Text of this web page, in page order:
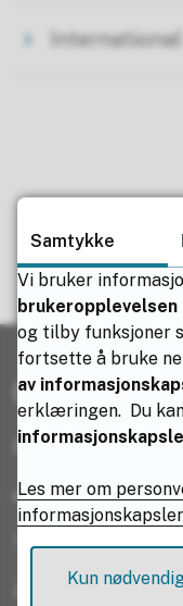
Resepsjonen
Rektor:Geir Ludvig
e-post:bodin-
Telefon: 75 65 10 00
Åpningstid:
Samtykke
Vi bruker
brukeropplevelsen
og tilby funksjoner
fortsette å bruke
av
erklæringen. Du
Les mer om
informasjonskapsler
Kun